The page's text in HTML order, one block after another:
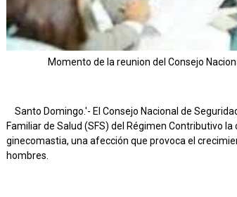
Momento de la reunion del Consejo
Santo Domingo.'- El Consejo Nacional de
Familiar de Salud (SFS) del Régimen Contributivo
ginecomastia, una afección que provoca el
hombres.